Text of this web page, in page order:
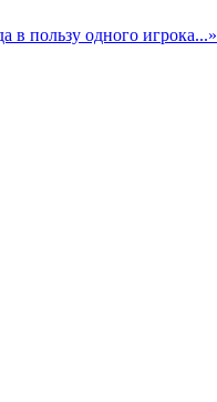
в пользу одного игрока...»